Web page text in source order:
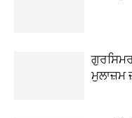
ਮੁਲਾਜ਼ਮ